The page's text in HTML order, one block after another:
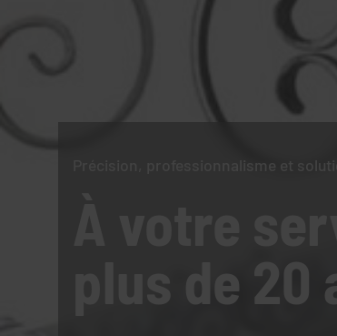
Précision, professionnalisme et
À votre
plus de 20